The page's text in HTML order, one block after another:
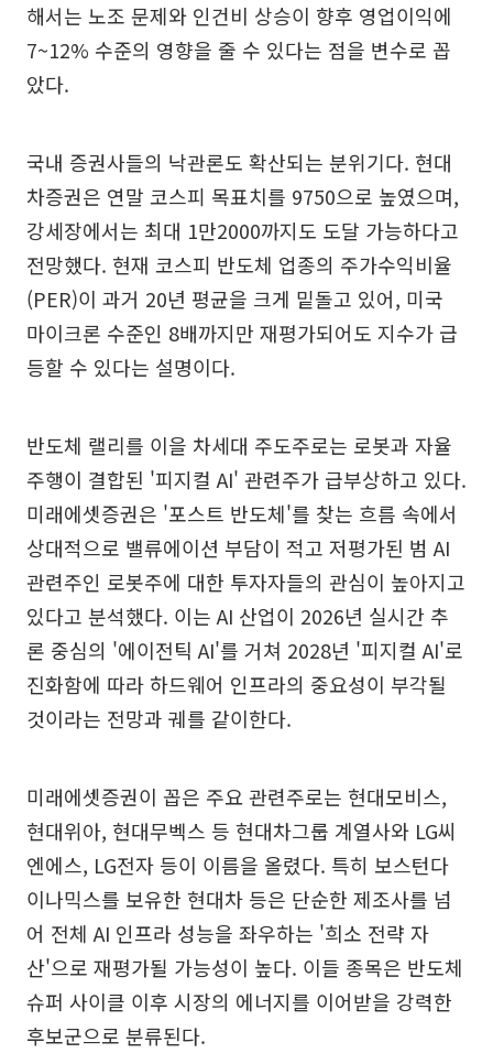
해서는 노조 문제와 인건비 상승이 향후 영업이익에
7~12% 수준의 영향을 줄 수 있다는 점을 변수로 꼽
았다.
국내 증권사들의 낙관론도 확산되는 분위기다. 현대
차증권은 연말 코스피 목표치를 9750으로 높였으며,
강세장에서는 최대 1만2000까지도 도달 가능하다고
전망했다. 현재 코스피 반도체 업종의 주가수익비율
(PER)이 과거 20년 평균을 크게 밑돌고 있어, 미국
마이크론 수준인 8배까지만 재평가되어도 지수가 급
등할 수 있다는 설명이다.
반도체 랠리를 이을 차세대 주도주로는 로봇과 자율
주행이 결합된 '피지컬 AI' 관련주가 급부상하고 있다.
미래에셋증권은 '포스트 반도체'를 찾는 흐름 속에서
상대적으로 밸류에이션 부담이 적고 저평가된 범 AI
관련주인 로봇주에 대한 투자자들의 관심이 높아지고
있다고 분석했다. 이는 AI 산업이 2026년 실시간 추
론 중심의 '에이전틱 AI'를 거쳐 2028년 '피지컬 AI'로
진화함에 따라 하드웨어 인프라의 중요성이 부각될
것이라는 전망과 궤를 같이한다.
미래에셋증권이 꼽은 주요 관련주로는 현대모비스,
현대위아, 현대무벡스 등 현대차그룹 계열사와 LG씨
엔에스, LG전자 등이 이름을 올렸다. 특히 보스턴다
이나믹스를 보유한 현대차 등은 단순한 제조사를 넘
어 전체 AI 인프라 성능을 좌우하는 '희소 전략 자
산'으로 재평가될 가능성이 높다. 이들 종목은 반도체
슈퍼 사이클 이후 시장의 에너지를 이어받을 강력한
후보군으로 분류된다.